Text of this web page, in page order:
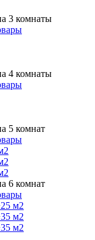
3 комнаты
4 комнаты
5 комнат
6 комнат
м2
м2
м2